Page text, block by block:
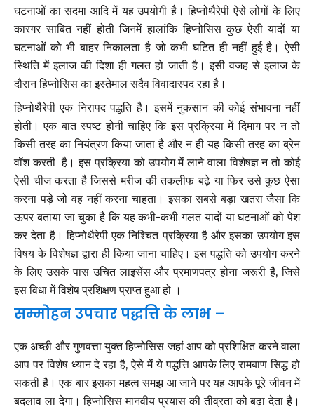
घटनाओं का सदमा आदि में यह उपयोगी है। हिप्नोथैरेपी ऐसे लोगों के लिए
कारगर साबित नहीं होती जिनमें हालांकि हिप्नोसिस कुछ ऐसी यादों या
घटनाओं को भी बाहर निकालता है जो कभी घटित ही नहीं हुई है। ऐसी
स्थिति में इलाज की दिशा ही गलत हो जाती है। इसी वजह से इलाज के
दौरान हिप्नोसिस का इस्तेमाल सदैव विवादास्पद रहा है।
हिप्नोथैरेपी एक निरापद पद्धति है। इसमें नुकसान की कोई संभावना नहीं
होती। एक बात स्पष्ट होनी चाहिए कि इस प्रक्रिया में दिमाग पर न तो
किसी तरह का नियंत्रण किया जाता है और न ही यह किसी तरह का ब्रेन
वॉश करती है। इस प्रक्रिया को उपयोग में लाने वाला विशेषज्ञ न तो कोई
ऐसी चीज करता है जिससे मरीज की तकलीफ बढ़े या फिर उसे कुछ ऐसा
करना पड़े जो वह नहीं करना चाहता। इसका सबसे बड़ा खतरा जैसा कि
ऊपर बताया जा चुका है कि यह कभी-कभी गलत यादों या घटनाओं को पेश
कर देता है। हिप्नोथैरेपी एक निश्चित प्रक्रिया है और इसका उपयोग इस
विषय के विशेषज्ञ द्वारा ही किया जाना चाहिए। इस पद्धति को उपयोग करने
के लिए उसके पास उचित लाइसेंस और प्रमाणपत्र होना जरूरी है, जिसे
इस विधा में विशेष प्रशिक्षण प्राप्त हुआ हो ।
सम्मोहन उपचार पद्धत्ति के लाभ –
एक अच्छी और गुणवत्ता युक्त हिप्नोसिस जहां आप को प्रशिक्षित करने वाला
आप पर विशेष ध्यान दे रहा है, ऐसे में ये पद्धत्ति आपके लिए रामबाण सिद्ध हो
सकती है। एक बार इसका महत्व समझ आ जाने पर यह आपके पूरे जीवन में
बदलाव ला देगा। हिप्नोसिस मानवीय प्रयास की तीव्रता को बढ़ा देता है।